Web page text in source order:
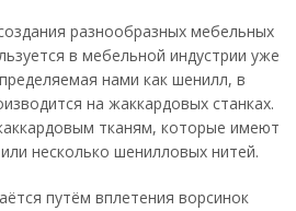
разнообразных мебельных
в мебельной индустрии уже
нами как шенилл, в
на жаккардовых станках.
тканям, которые имеют
несколько шенилловых нитей.
путём вплетения ворсинок